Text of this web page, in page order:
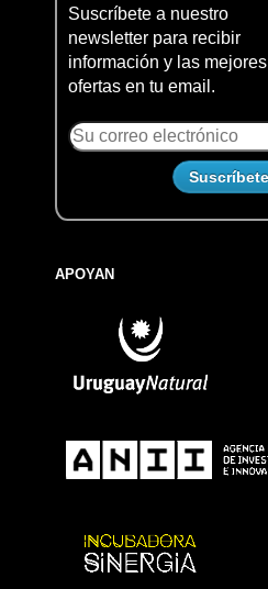
Suscríbete a nuestro
newsletter para recibir
información y las mejores
ofertas en tu email.
APOYAN